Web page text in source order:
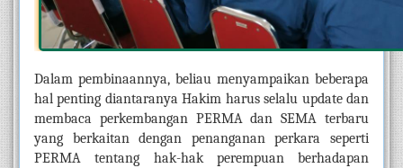
Dalam pembinaannya, beliau menyampaikan beberapa
hal penting diantaranya Hakim harus selalu update dan
membaca perkembangan PERMA dan SEMA terbaru
yang berkaitan dengan penanganan perkara seperti
PERMA tentang hak-hak perempuan berhadapan